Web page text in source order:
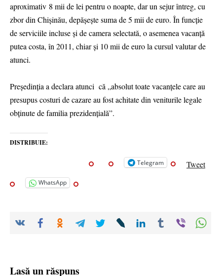
aproximativ 8 mii de lei pentru o noapte, dar un sejur întreg, cu
zbor din Chișinău, depășește suma de 5 mii de euro. În funcție
de serviciile incluse și de camera selectată, o asemenea vacanță
putea costa, în 2011, chiar și 10 mii de euro la cursul valutar de
atunci.
Președinția a declara atunci că „absolut toate vacanțele care au
presupus costuri de cazare au fost achitate din veniturile legale
obținute de familia prezidențială”.
DISTRIBUIE:
Telegram Tweet
WhatsApp
Lasă un răspuns